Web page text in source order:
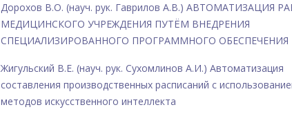
Дорохов В.О. (науч. рук. Гаврилов А.В.) АВТОМАТИЗАЦИЯ
МЕДИЦИНСКОГО УЧРЕЖДЕНИЯ ПУТЁМ ВНЕДРЕНИЯ
СПЕЦИАЛИЗИРОВАННОГО ПРОГРАММНОГО ОБЕСПЕЧЕНИЯ
Жигульский В.Е. (науч. рук. Сухомлинов А.И.) Автоматизация
составления производственных расписаний с
методов искусственного интеллекта